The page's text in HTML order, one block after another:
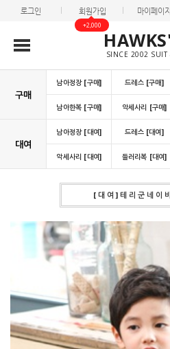
로그인 회원가입
+2,000
마이페이지
SINCE 2002 SUIT
구매
남아정장 [구매] 드레스 [구매]
남아한복 [구매] 악세사리 [구매]
대여
남아정장 [대여] 드레스 [대여]
악세사리 [대여] 들러리복 [대여]
[대여]테리군네이